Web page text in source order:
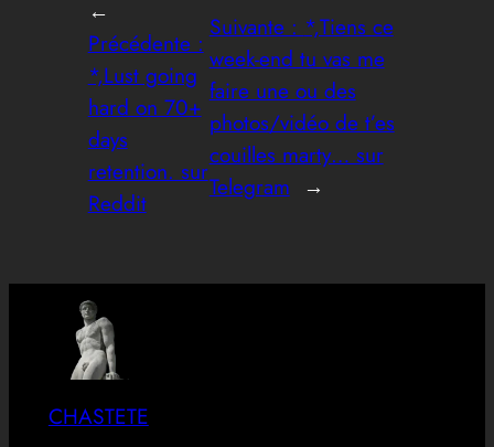
←
Précédente :
*,Lust going
hard on 70+
days
retention. sur
Reddit
Suivante : *,Tiens ce
week-end tu vas me
faire une ou des
photos/vidéo de t’es
couilles marty… sur
Telegram →
CHASTETE